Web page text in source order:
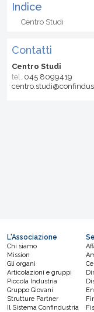
Indice
Centro Studi
Contatti
Centro Studi
tel. 045 8099419
L'Associazione
Chi siamo
Mission
Gli organi
Articolazioni e gruppi
Piccola Industria
Gruppo Giovani
Strutture Partner
Il Sistema Confindustria